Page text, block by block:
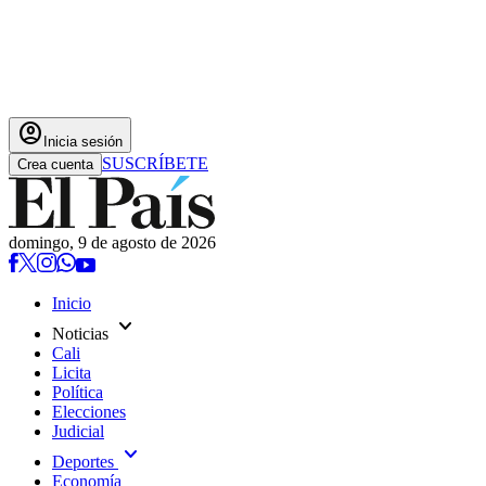
account_circle Inicia sesión
Crea cuenta SUSCRÍBETE
domingo, 9 de agosto de 2026
Inicio
Noticias expand_more
Cali
Licita
Política
Elecciones
Judicial
Deportes expand_more
Economía